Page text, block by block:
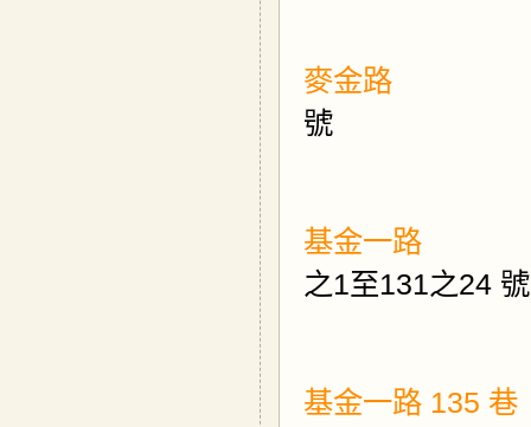
麥金路
號
基金
之1至131之24
基金一路 135 巷